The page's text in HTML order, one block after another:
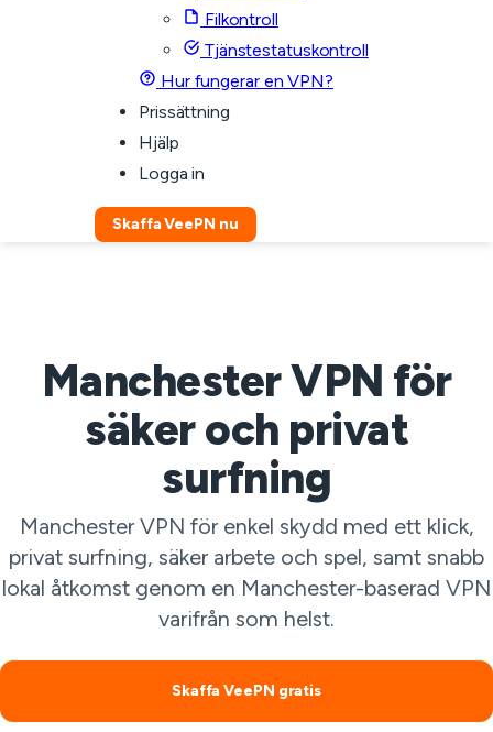
Filkontroll
Tjänstestatuskontroll
Hur fungerar en VPN?
Prissättning
Hjälp
Logga in
Skaffa VeePN nu
Manchester VPN för
säker och privat
surfning
Manchester VPN för enkel skydd med ett klick,
privat surfning, säker arbete och spel, samt snabb
lokal åtkomst genom en Manchester-baserad VPN
varifrån som helst.
Skaffa VeePN gratis